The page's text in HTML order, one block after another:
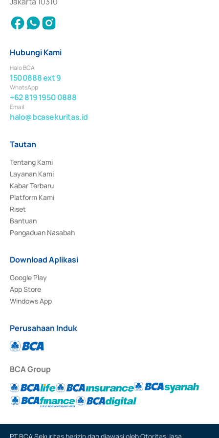
Hubungi Kami
Halo BCA
1500888 ext 9
WhatsApp
+62 819 1950 0888
Email
halo@bcasekuritas.id
Tautan
Tentang Kami
Layanan Kami
Kabar Terbaru
Platform Kami
Riset
Bantuan
Pengaduan Nasabah
Download Aplikasi
Google Play
App Store
Windows App
Perusahaan Induk
BCA Group